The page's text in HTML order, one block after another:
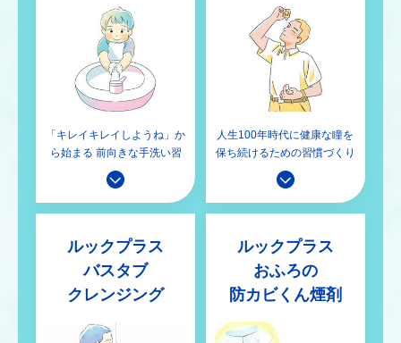
「キレイキレイしようね」か
ら始まる 前向きな手洗い習
慣
人生100年時代に健康な瞳を
保ち続けるための習慣づくり
ルックプラス
バスタブ
クレンジング
ルックプラス
おふろの
防カビくん煙剤